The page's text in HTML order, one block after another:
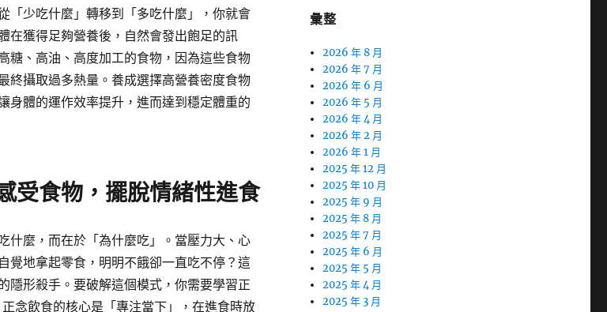
「少吃什麼」轉移到「多吃什麼」，你就會
在獲得足夠營養後，自然會發出飽足的訊
糖、高油、高度加工的食物，因為這些食物
終攝取過多熱量。養成選擇高營養密度食物
身體的運作效率提升，進而達到穩定體重的
受食物，擺脫情緒性進食
什麼，而在於「為什麼吃」。當壓力大、心
覺地拿起零食，明明不餓卻一直吃不停？這
隱形殺手。要破解這個模式，你需要學習正
飲食的核心是「專注當下」，在進食時放
彙整
2026 年 8 月
2026 年 7 月
2026 年 6 月
2026 年 5 月
2026 年 4 月
2026 年 2 月
2026 年 1 月
2025 年 12 月
2025 年 10 月
2025 年 9 月
2025 年 8 月
2025 年 7 月
2025 年 6 月
2025 年 5 月
2025 年 4 月
2025 年 3 月